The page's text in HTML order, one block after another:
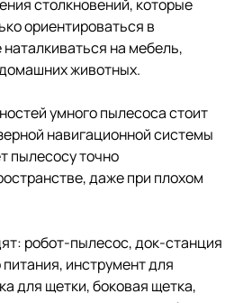
столкновений, которые
ориентироваться в
на мебель,
животных.
умного пылесоса стоит
навигационной системы
пылесосу точно
даже при плохом
робот-пылесос, док-станция
инструмент для
для щетки, боковая щетка,